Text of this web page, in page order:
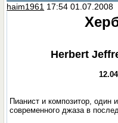
haim1961 17:54 01.07.2008
Herbert
Пианист и композитор, один
современного джаза в